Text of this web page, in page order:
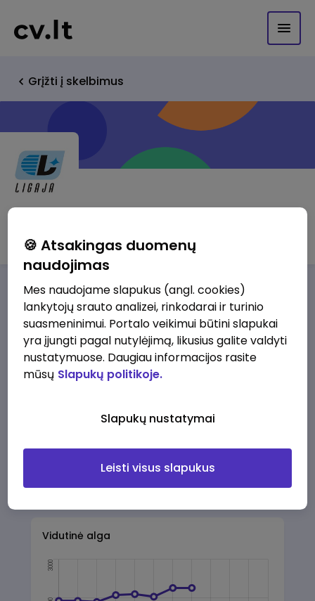
Grįžti į skelbimus
Darbo pasiūlymaiApie musPrivalumai
Veiklos sritis:
Statyba / Nekilnojamasis turtas
Adresas:
Papildoma informacija
Vidutinė alga
🍪 Atsakingas duomenų
naudojimas
Mes naudojame slapukus (angl. cookies)
lankytojų srauto analizei, rinkodarai ir turinio
suasmeninimui. Portalo veikimui būtini slapukai
yra įjungti pagal nutylėjimą, likusius galite valdyti
nustatymuose. Daugiau informacijos rasite
mūsų Slapukų politikoje.
Slapukų nustatymai
Leisti visus slapukus